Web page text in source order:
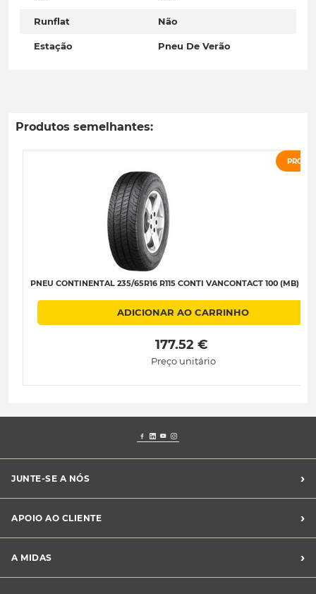
Runflat Não
Estação Pneu De Verão
Produtos semelhantes:
PNEU CONTINENTAL 235/65R16 R115 CONTI VANCONTACT 100 (MB) B-
ADICIONAR AO CARRINHO
177.52 €
Preço unitário
JUNTE-SE A NÓS ›
Franchising Midas
APOIO AO CLIENTE ›
Livro de Reclamações
Canal de Denúncias
A MIDAS ›